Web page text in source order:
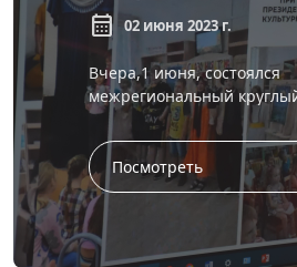
стол
Забайкалья и
calendar_month 02 июня 2023 г.
Вчера,1 июня, состоялся
межрегиональный
библиотекарей
Организаторами
Забайкальская краевая
Кр...
Посмотреть